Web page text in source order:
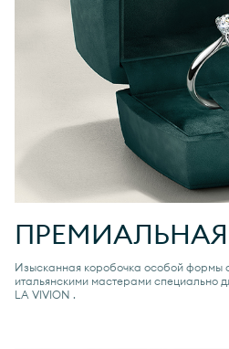
Изысканная коробочка особой формы
итальянскими мастерами специально
LA VIVION .